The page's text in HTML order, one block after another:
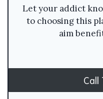
Let your addict
to choosing this
aim
Call